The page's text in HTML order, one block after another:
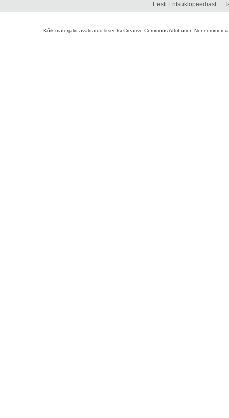
Eesti Entsüklopeediast
Kõik materjalid avaldatud litsentsi Creative Commons Attribution-